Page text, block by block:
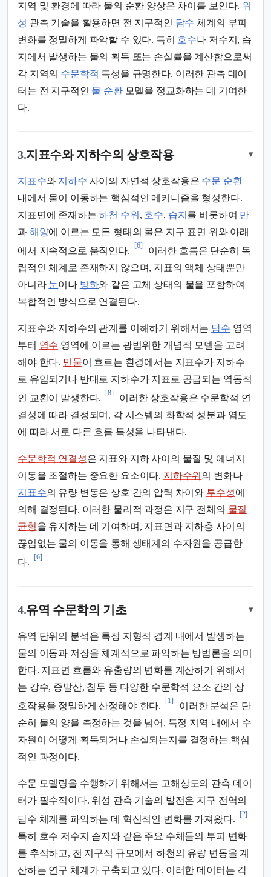
지역 및 환경에 따라 물의 순환 양상은 차이를 보인다. 위
성 관측 기술을 활용하면 전 지구적인 담수 체계의 부피
변화를 정밀하게 파악할 수 있다. 특히 호수나 저수지, 습
지에서 발생하는 물의 획득 또는 손실률을 계산함으로써
각 지역의 수문학적 특성을 규명한다. 이러한 관측 데이
터는 전 지구적인 물 순환모델을 정교화하는 데 기여한
다.
3.지표수와 지하수의 상호작용 ▾
지표수와 지하수 사이의 자연적 상호작용은 수문 순환
내에서 물이 이동하는 핵심적인 메커니즘을 형성한다.
지표면에 존재하는하천 수위 , 호수, 습지 를 비롯하여 만
과 해양에 이르는 모든 형태의 물은 지구 표면 위와 아래
에서 지속적으로 움직인다.
[6]
이러한 흐름은 단순히 독
립적인 체계로 존재하지 않으며, 지표의 액체 상태뿐만
아니라 눈이나 빙하와 같은 고체 상태의 물을 포함하여
복합적인 방식으로 연결된다.
지표수와 지하수의 관계를 이해하기 위해서는 담수 영역
부터 염수 영역에 이르는 광범위한 개념적 모델을 고려
해야 한다. 민물이 흐르는 환경에서는 지표수가 지하수
로 유입되거나 반대로 지하수가 지표로 공급되는 역동적
인 교환이 발생한다.
[8]
이러한 상호작용은 수문학적 연
결성에 따라 결정되며, 각 시스템의 화학적 성분과 염도
에 따라 서로 다른 흐름 특성을 나타낸다.
수문학적 연결성은 지표와 지하 사이의 물질 및 에너지
이동을 조절하는 중요한 요소이다. 지하수위 의 변화나
지표수의 유량 변동은 상호 간의 압력 차이와 투수성에
의해 결정된다. 이러한 물리적 과정은 지구 전체의 물질
균형을 유지하는 데 기여하며, 지표면과 지하층 사이의
끊임없는 물의 이동을 통해 생태계의 수자원을 공급한
다.
[6]
4.유역 수문학의 기초 ▾
유역 단위의 분석은 특정 지형적 경계 내에서 발생하는
물의 이동과 저장을 체계적으로 파악하는 방법론을 의미
한다. 지표면 흐름와 유출량의 변화를 계산하기 위해서
는 강수, 증발산, 침투 등 다양한 수문학적 요소 간의 상
호작용을 정밀하게 산정해야 한다.
[1]
이러한 분석은 단
순히 물의 양을 측정하는 것을 넘어, 특정 지역 내에서 수
자원이 어떻게 획득되거나 손실되는지를 결정하는 핵심
적인 과정이다.
수문 모델링을 수행하기 위해서는 고해상도의 관측 데이
터가 필수적이다. 위성 관측 기술의 발전은 지구 전역의
담수 체계를 파악하는 데 혁신적인 변화를 가져왔다.
[2]
특히 호수 저수지 습지와 같은 주요 수체들의 부피 변화
를 추적하고, 전 지구적 규모에서 하천의 유량 변동을 계
산하는 연구 체계가 구축되고 있다. 이러한 데이터는 각